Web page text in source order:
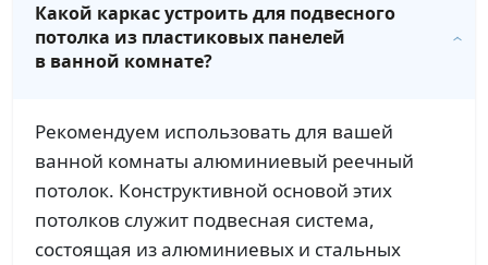
Какой каркас устроить для подвесного
потолка из пластиковых панелей
в ванной комнате?
Рекомендуем использовать для вашей
ванной комнаты алюминиевый реечный
потолок. Конструктивной основой этих
потолков служит подвесная система,
состоящая из алюминиевых и стальных